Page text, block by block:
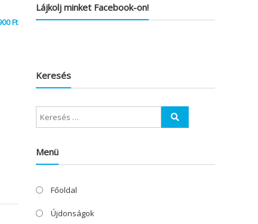
Ft
Lájkolj minket Facebook-on!
Keresés
Menü
Főoldal
Újdonságok